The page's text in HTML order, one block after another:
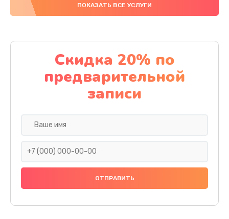
Замена южного моста
Заказать
Чистка от пыли
1060 руб.
Заказать
Ремонт подсветки
ПОКАЗАТЬ ВСЕ УСЛУГИ
Скидка 20% по
предварительной
записи